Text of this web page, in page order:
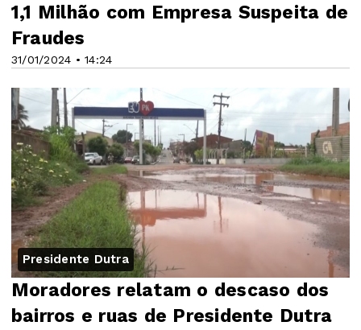
31/01/2024 • 14:24
1,1 Milhão com Empresa Suspeita de
Fraudes
Presidente Dutra
Moradores relatam o descaso dos
bairros e ruas de Presidente Dutra